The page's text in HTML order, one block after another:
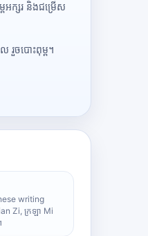
ក្សរ និងជម្រើស
រួចបោះពុម្ព។
writing
Zi, ក្រឡា Mi